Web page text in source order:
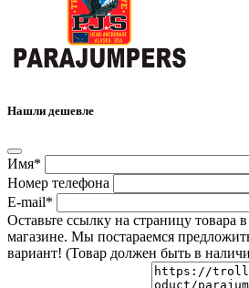
Нашли дешевле
Имя*
Номер телефона
E-mail*
Оставьте ссылку на страницу товара
магазине. Мы постараемся
вариант! (Товар должен быть в